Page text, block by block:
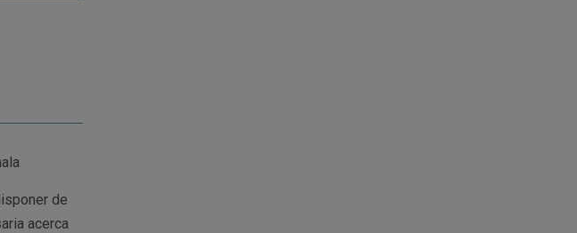
de
acerca